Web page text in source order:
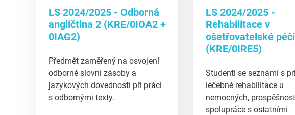
LS 2024/2025 - Odborná
angličtina 2 (KRE/0IOA2 +
0IAG2)
Předmět zaměřený na osvojení
odborné slovní zásoby a
jazykových dovedností při práci
s odbornými texty.
LS 2024/2025 -
Rehabilitace v
ošetřovatelské péči
(KRE/0IRE5)
Studenti se seznámí s
léčebné rehabilitace u
nemocných,
spolupráce s ostatními